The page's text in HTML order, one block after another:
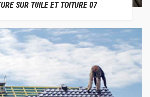
SUR TUILE ET TOITURE 07